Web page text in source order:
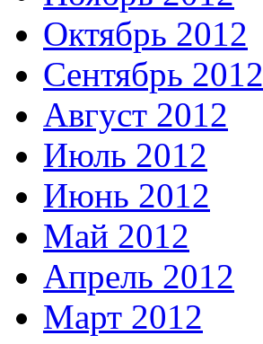
Октябрь 2012
Сентябрь 2012
Август 2012
Июль 2012
Июнь 2012
Май 2012
Апрель 2012
Март 2012